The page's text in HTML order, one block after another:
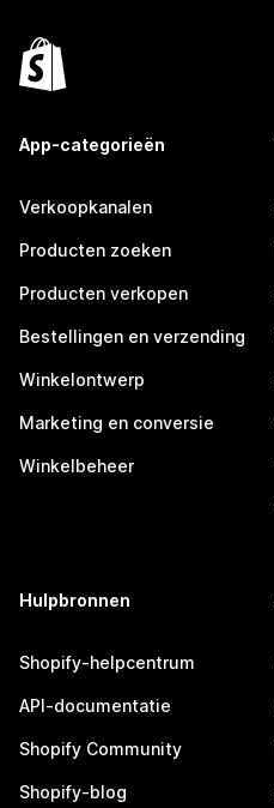
App-categorieën
Verkoopkanalen
Producten zoeken
Producten verkopen
Bestellingen en verzending
Winkelontwerp
Marketing en conversie
Winkelbeheer
Hulpbronnen
Shopify-helpcentrum
API-documentatie
Shopify Community
Shopify-blog